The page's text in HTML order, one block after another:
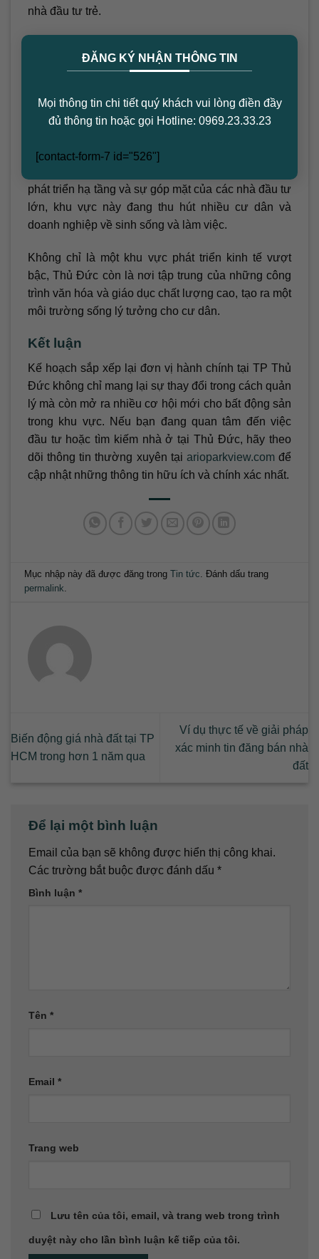
ĐĂNG KÝ NHẬN THÔNG TIN
Mọi thông tin chi tiết quý khách vui lòng điền đầy
đủ thông tin hoặc gọi Hotline: 0969.23.33.23
[contact-form-7 id="526"]
nhà đầu tư trẻ.
phường
4. Cái nhìn tổng quan về TP Thủ Đức
TP Thủ Đức được xem như tâm điểm của sự phát
phát triển hạ tầng và sự góp mặt của các nhà đầu tư
lớn, khu vực này đang thu hút nhiều cư dân và
doanh nghiệp về sinh sống và làm việc.
Không chỉ là một khu vực phát triển kinh tế vượt
bậc, Thủ Đức còn là nơi tập trung của những công
trình văn hóa và giáo dục chất lượng cao, tạo ra một
môi trường sống lý tưởng cho cư dân.
Kết luận
Kế hoạch sắp xếp lại đơn vị hành chính tại TP Thủ
Đức không chỉ mang lại sự thay đổi trong cách quản
lý mà còn mở ra nhiều cơ hội mới cho bất động sản
trong khu vực. Nếu bạn đang quan tâm đến việc
đầu tư hoặc tìm kiếm nhà ở tại Thủ Đức, hãy theo
dõi thông tin thường xuyên tại arioparkview.comđể
cập nhật những thông tin hữu ích và chính xác nhất.
Mục nhập này đã được đăng trongTin tức. Đánh dấu trang
permalink.
Biến động giá nhà đất tại TP
HCM trong hơn 1 năm qua
Ví dụ thực tế về giải pháp
xác minh tin đăng bán nhà
đất
Để lại một bình luận
Email của bạn sẽ không được hiển thị công khai.
Các trường bắt buộc được đánh dấu *
Bình luận *
Tên *
Email *
Trang web
Lưu tên của tôi, email, và trang web trong trình
duyệt này cho lần bình luận kế tiếp của tôi.